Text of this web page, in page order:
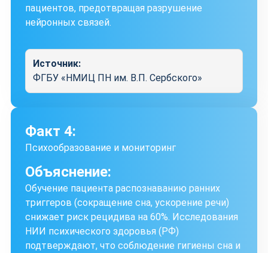
пациентов, предотвращая разрушение
нейронных связей.
Источник:
ФГБУ «НМИЦ ПН им. В.П. Сербского»
Факт 4:
Психообразование и мониторинг
Объяснение:
Обучение пациента распознаванию ранних
триггеров (сокращение сна, ускорение речи)
снижает риск рецидива на 60%. Исследования
НИИ психического здоровья (РФ)
подтверждают, что соблюдение гигиены сна и